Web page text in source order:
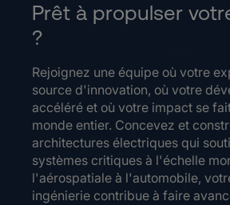
Prêt à propulser
?
Rejoignez une équipe où votre
source d'innovation, où votre
accéléré et où votre impact se
monde entier. Concevez et
architectures électriques qui
systèmes critiques à l'échelle
l'aérospatiale à l'automobile,
ingénierie contribue à faire